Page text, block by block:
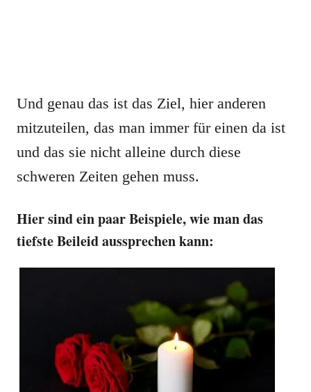
Und genau das ist das Ziel, hier anderen
mitzuteilen, das man immer für einen da ist
und das sie nicht alleine durch diese
schweren Zeiten gehen muss.
Hier sind ein paar Beispiele, wie man das
tiefste Beileid aussprechen kann: